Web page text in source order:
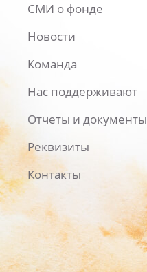
СМИ о фонде
Новости
Команда
Нас поддерживают
Отчеты и документы
Реквизиты
Контакты